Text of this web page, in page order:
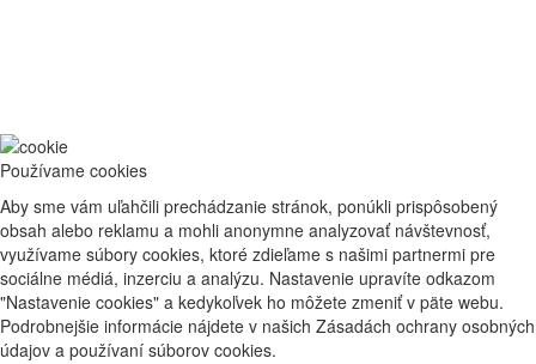
Používame cookies
Aby sme vám uľahčili prechádzanie stránok, ponúkli prispôsobený
obsah alebo reklamu a mohli anonymne analyzovať návštevnosť,
využívame súbory cookies, ktoré zdieľame s našimi partnermi pre
sociálne médiá, inzerciu a analýzu. Nastavenie upravíte odkazom
"Nastavenie cookies" a kedykoľvek ho môžete zmeniť v päte webu.
Podrobnejšie informácie nájdete v našich Zásadách ochrany osobných
údajov a používaní súborov cookies.